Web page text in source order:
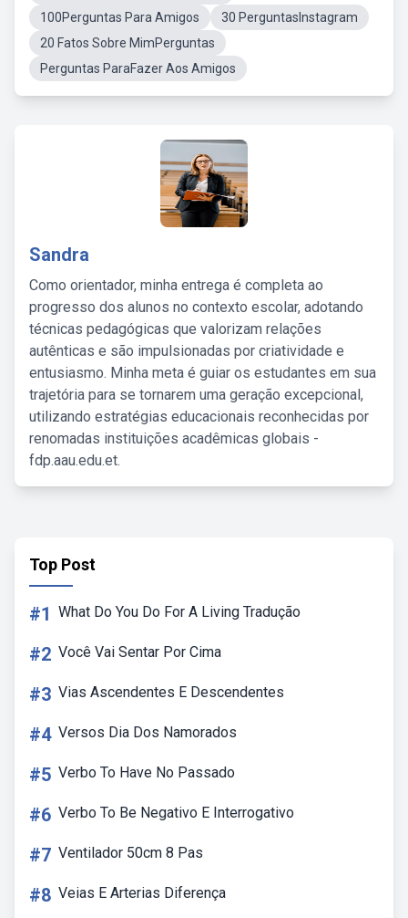
100Perguntas Para Amigos
30 PerguntasInstagram
20 Fatos Sobre MimPerguntas
Perguntas ParaFazer Aos Amigos
Sandra
Como orientador, minha entrega é completa ao
progresso dos alunos no contexto escolar, adotando
técnicas pedagógicas que valorizam relações
autênticas e são impulsionadas por criatividade e
entusiasmo. Minha meta é guiar os estudantes em sua
trajetória para se tornarem uma geração excepcional,
utilizando estratégias educacionais reconhecidas por
renomadas instituições acadêmicas globais -
fdp.aau.edu.et.
Top Post
#1 What Do You Do For A Living Tradução
#2 Você Vai Sentar Por Cima
#3 Vias Ascendentes E Descendentes
#4 Versos Dia Dos Namorados
#5 Verbo To Have No Passado
#6 Verbo To Be Negativo E Interrogativo
#7 Ventilador 50cm 8 Pas
#8 Veias E Arterias Diferença